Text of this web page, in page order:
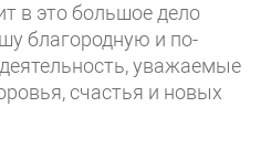
в это большое дело
благородную и по-
уважаемые
счастья и новых